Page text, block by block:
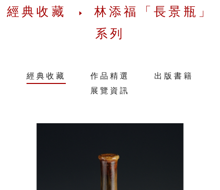
經典收藏
林添福「長景瓶」
系列
經典收藏 作品精選
出版書籍
展覽資訊